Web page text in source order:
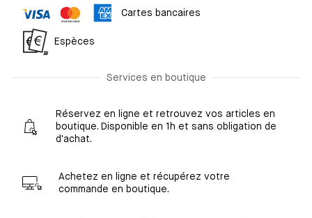
Cartes bancaires
Espèces
Services en boutique
Réservez en ligne et retrouvez vos articles en
boutique. Disponible en 1h et sans obligation de
d'achat.
Achetez en ligne et récupérez votre
commande en boutique.